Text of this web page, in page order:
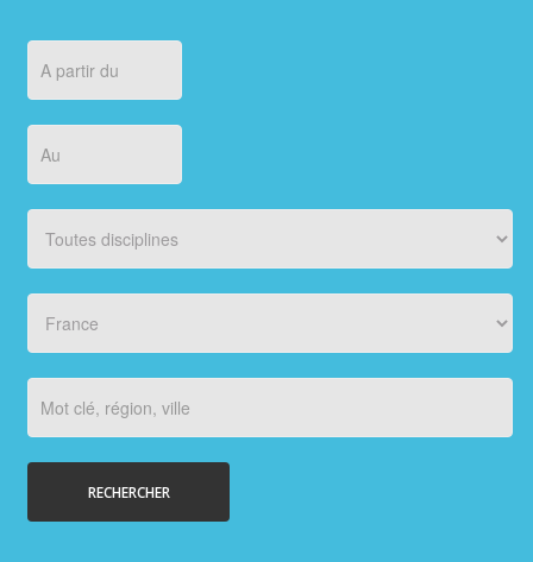
RÉSULTATS
PHOTOS/VIDÉOS
ORGANISATEURS
PLUS...
RECHERCHER